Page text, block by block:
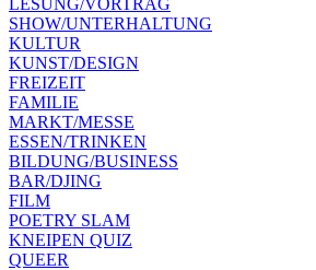
SHOW/UNTERHALTUNG
KULTUR
KUNST/DESIGN
FREIZEIT
FAMILIE
MARKT/MESSE
ESSEN/TRINKEN
BILDUNG/BUSINESS
BAR/DJING
FILM
POETRY SLAM
KNEIPEN QUIZ
QUEER